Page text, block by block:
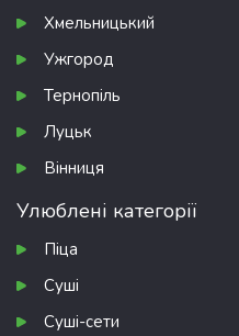
Хмельницький
Ужгород
Тернопіль
Луцьк
Вінниця
Улюблені категорії
Піца
Суші
Суші-сети